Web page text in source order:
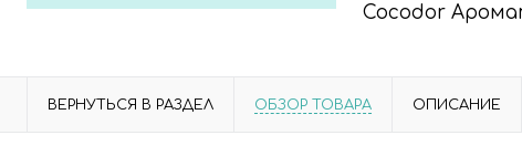
Cocodor
ВЕРНУТЬСЯ В РАЗДЕЛ ОБЗОР ТОВАРА ОПИСАНИЕ